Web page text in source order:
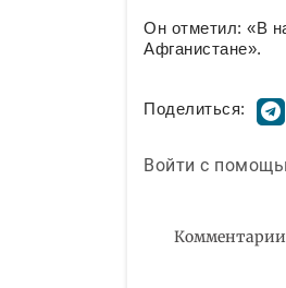
Он отметил: «В
Афганистане».
Поделиться:
Войти с
Комментарии